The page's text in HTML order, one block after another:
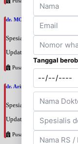
dr. MOCHAMAD PASHA,
Spesialis: Penyakit Dalam
Update terakhir: 2026-08-
Pusat Pertamina
dr. Arini Purwono, SpP
Spesialis: Paru
Update terakhir: 2026-08-
Pusat Pertamina